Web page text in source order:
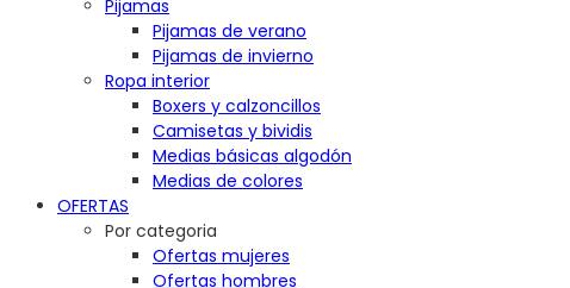
Pijamas
Pijamas de verano
Pijamas de invierno
Ropa interior
Boxers y calzoncillos
Camisetas y bividis
Medias básicas algodón
Medias de colores
OFERTAS
Por categoria
Ofertas mujeres
Ofertas hombres